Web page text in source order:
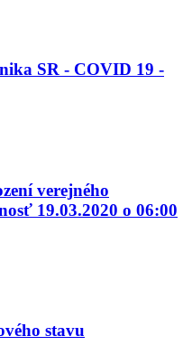
SR - COVID 19 -
verejného
19.03.2020 o 06:00
stavu